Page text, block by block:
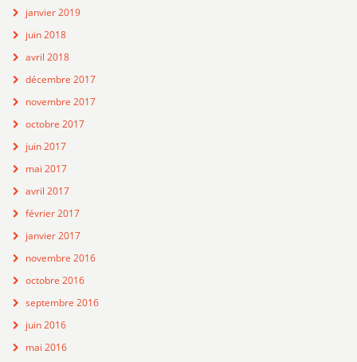
janvier 2019
juin 2018
avril 2018
décembre 2017
novembre 2017
octobre 2017
juin 2017
mai 2017
avril 2017
février 2017
janvier 2017
novembre 2016
octobre 2016
septembre 2016
juin 2016
mai 2016